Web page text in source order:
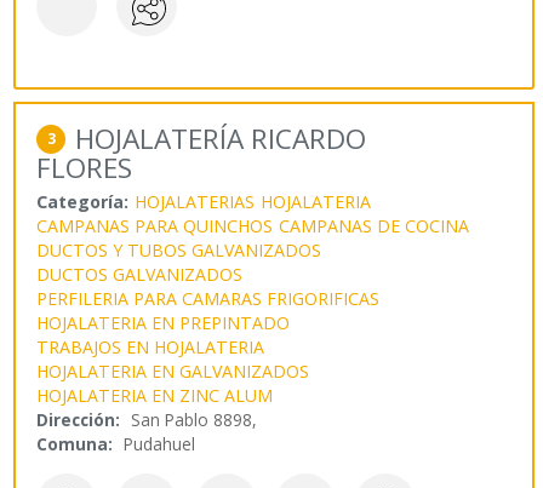
3 HOJALATERÍA RICARDO
FLORES
Categoría: HOJALATERIAS HOJALATERIA
CAMPANAS PARA QUINCHOS CAMPANAS DE COCINA
DUCTOS Y TUBOS GALVANIZADOS
DUCTOS GALVANIZADOS
PERFILERIA PARA CAMARAS FRIGORIFICAS
HOJALATERIA EN PREPINTADO
TRABAJOS EN HOJALATERIA
HOJALATERIA EN GALVANIZADOS
HOJALATERIA EN ZINC ALUM
Dirección: San Pablo 8898,
Comuna: Pudahuel